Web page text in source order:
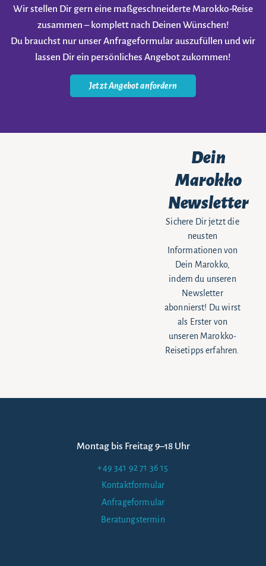
Wir stellen Dir gern eine maßgeschneiderte Marokko-Reise
zusammen – komplett nach Deinen Wünschen!
Du brauchst nur unser Anfrageformular auszufüllen und wir
lassen Dir ein persönliches Angebot zukommen!
Jetzt Angebot anfordern
Dein
Marokko
Newsletter
Sichere Dir jetzt die
neusten
Informationen von
Dein Marokko,
indem du unseren
Newsletter
abonnierst! Du wirst
als Erster von
unseren Marokko-
Reisetipps erfahren.
Montag bis Freitag 9–18 Uhr
+49 341 92 71 36 15
Kontaktformular
Anfrageformular
Beratungstermin